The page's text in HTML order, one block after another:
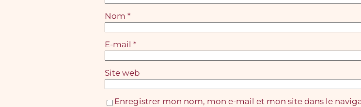
Nom *
E-mail *
Site web
Enregistrer mon nom, mon e-mail et mon site dans le